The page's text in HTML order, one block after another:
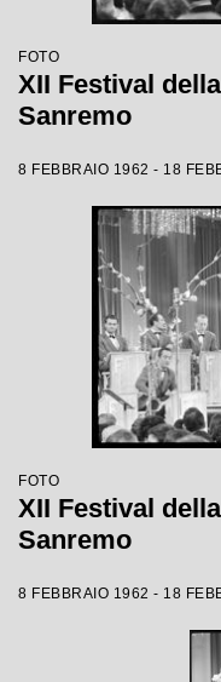
FOTO
XII Festival
Sanremo
8 FEBBRAIO 1962 - 18
FOTO
XII Festival
Sanremo
8 FEBBRAIO 1962 - 18